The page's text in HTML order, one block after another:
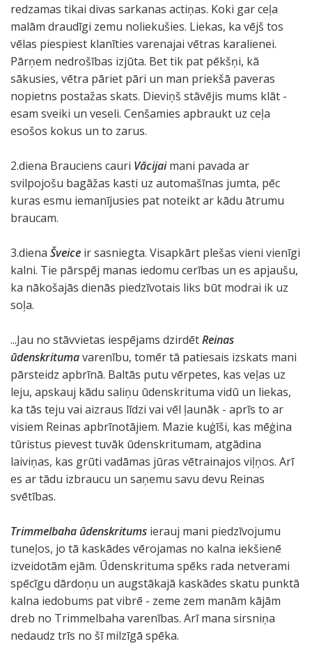
redzamas tikai divas sarkanas actiņas. Koki gar ceļa
malām draudīgi zemu noliekušies. Liekas, ka vējš tos
vēlas piespiest klanīties varenajai vētras karalienei.
Pārņem nedrošības izjūta. Bet tik pat pēkšņi, kā
sākusies, vētra pāriet pāri un man priekšā paveras
nopietns postažas skats. Dieviņš stāvējis mums klāt -
esam sveiki un veseli. Cenšamies apbraukt uz ceļa
esošos kokus un to zarus.
2.diena Brauciens cauri Vācijaimani pavada ar
svilpojošu bagāžas kasti uz automašīnas jumta, pēc
kuras esmu iemanījusies pat noteikt ar kādu ātrumu
braucam.
3.diena Šveice ir sasniegta. Visapkārt plešas vieni vienīgi
kalni. Tie pārspēj manas iedomu cerības un es apjaušu,
ka nākošajās dienās piedzīvotais liks būt modrai ik uz
soļa.
...Jau no stāvvietas iespējams dzirdētReinas
ūdenskritumavarenību, tomēr tā patiesais izskats mani
pārsteidz apbrīnā. Baltās putu vērpetes, kas veļas uz
leju, apskauj kādu saliņu ūdenskrituma vidū un liekas,
ka tās teju vai aizraus līdzi vai vēl ļaunāk - aprīs to ar
visiem Reinas apbrīnotājiem. Mazie kuģīši, kas mēģina
tūristus pievest tuvāk ūdenskritumam, atgādina
laiviņas, kas grūti vadāmas jūras vētrainajos viļņos. Arī
es ar tādu izbraucu un saņemu savu devu Reinas
svētības.
Trimmelbaha ūdenskritums ierauj mani piedzīvojumu
tuneļos, jo tā kaskādes vērojamas no kalna iekšienē
izveidotām ejām. Ūdenskrituma spēks rada netverami
spēcīgu dārdoņu un augstākajā kaskādes skatu punktā
kalna iedobums pat vibrē - zeme zem manām kājām
dreb no Trimmelbaha varenības. Arī mana sirsniņa
nedaudz trīs no šī milzīgā spēka.